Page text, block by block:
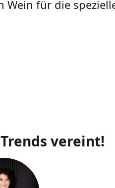
Wein für die
vereint!